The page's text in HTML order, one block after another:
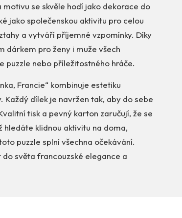
se skvěle hodí jako dekorace do
jako společenskou aktivitu pro celou
a vytváří příjemné vzpomínky. Díky
dárkem pro ženy i muže všech
puzzle nebo příležitostného hráče.
Francie“ kombinuje estetiku
dílek je navržen tak, aby do sebe
tisk a pevný karton zaručují, že se
klidnou aktivitu na doma,
puzzle splní všechna očekávání.
světa francouzské elegance a